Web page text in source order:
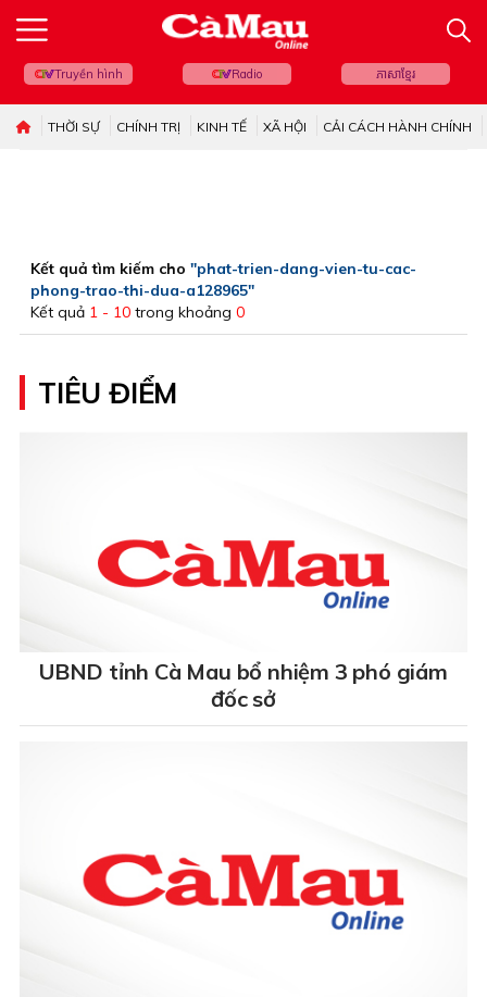
Truyền hình Radio ភាសាខ្មែរ
THỜI SỰ CHÍNH TRỊ KINH TẾ XÃ HỘI CẢI CÁCH HÀNH CHÍNH
Kết quả tìm kiếm cho "phat-trien-dang-vien-tu-cac-
phong-trao-thi-dua-a128965"
Kết quả 1 - 10 trong khoảng 0
TIÊU ĐIỂM
UBND tỉnh Cà Mau bổ nhiệm 3 phó giám
đốc sở